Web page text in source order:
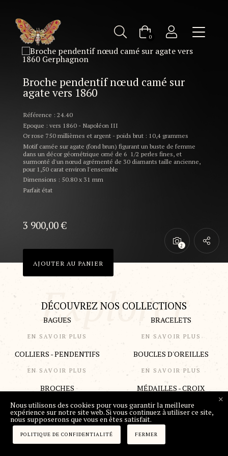
0
Broche pendentif nœud camé sur
agate vers 1860
Référence : 24.40
Epoque : vers 1860 - Napoléon III
Or rose 750 millièmes et argent - poids brut : 10,4 grammes
Motif camée sur agate (fond brun) figurant un buste de femme
dans un décor géométrique orné de 6 1/2 perles fines, et
surmonté d'un nœud agrémenté de 30 diamants taille ancienne,
pour 1,50 carat environ l'ensemble
Dimensions : 50.80 x 31 mm
Parfait état
3 900,00€
AJOUTER AU PANIER
DÉCOUVREZ NOS COLLECTIONS
BAGUES
EN SAVOIR PLUS
BRACELETS
EN SAVOIR PLUS
COLLIERS - PENDENTIFS
EN SAVOIR PLUS
BOUCLES D'OREILLES
EN SAVOIR PLUS
BROCHES
EN SAVOIR PLUS
MÉDAILLES - CROIX
EN SAVOIR PLUS
DÉCOUVREZ NOS NOUVEAUTÉS
Nous utilisons des cookies pour vous garantir la meilleure
expérience sur notre site web. Si vous continuez à utiliser ce site,
nous supposerons que vous en êtes satisfait.
POLITIQUE DE CONFIDENTIALITÉ FERMER